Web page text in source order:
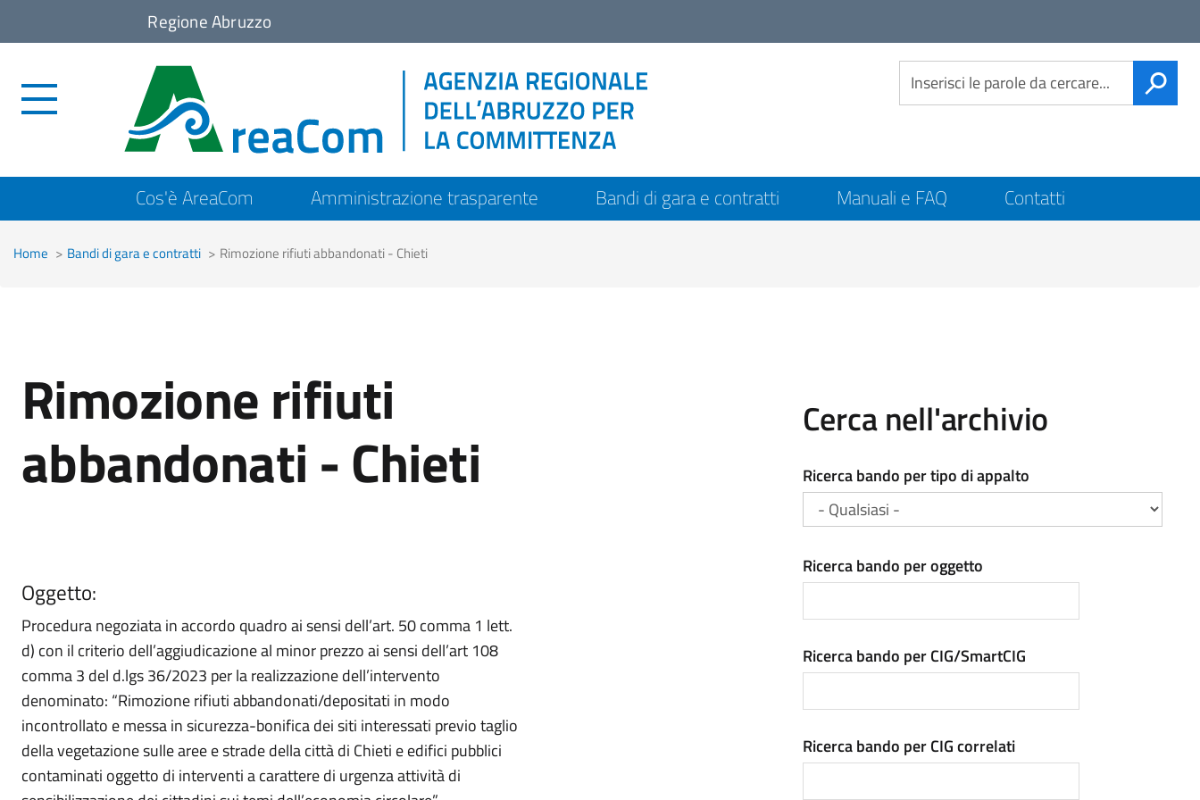
Regione Abruzzo
Link
social
menu
Cos'è AreaCom Amministrazione trasparente Bandi di gara e contratti Manuali e FAQ Contatti
Home Bandi di gara e contratti Rimozione rifiuti abbandonati - Chieti
Rimozione rifiuti
abbandonati - Chieti
Oggetto:
Procedura negoziata in accordo quadro ai sensi dell’art. 50 comma 1 lett.
d) con il criterio dell’aggiudicazione al minor prezzo ai sensi dell’art 108
comma 3 del d.lgs 36/2023 per la realizzazione dell’intervento
denominato: “Rimozione rifiuti abbandonati/depositati in modo
incontrollato e messa in sicurezza-bonifica dei siti interessati previo taglio
della vegetazione sulle aree e strade della città di Chieti e edifici pubblici
contaminati oggetto di interventi a carattere di urgenza attività di
Cerca nell'archivio
Ricerca bando per tipo di appalto
Ricerca bando per oggetto
Ricerca bando per CIG/SmartCIG
Ricerca bando per CIG correlati